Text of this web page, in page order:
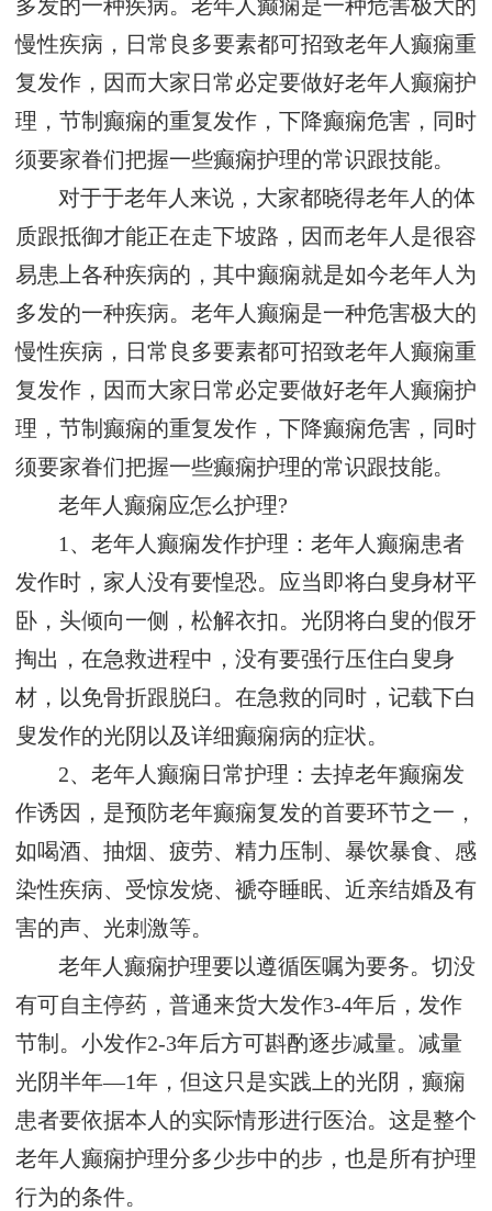
多发的一种疾病。老年人癫痫是一种危害极大的
慢性疾病，日常良多要素都可招致老年人癫痫重
复发作，因而大家日常必定要做好老年人癫痫护
理，节制癫痫的重复发作，下降癫痫危害，同时
须要家眷们把握一些癫痫护理的常识跟技能。
对于于老年人来说，大家都晓得老年人的体
质跟抵御才能正在走下坡路，因而老年人是很容
易患上各种疾病的，其中癫痫就是如今老年人为
多发的一种疾病。老年人癫痫是一种危害极大的
慢性疾病，日常良多要素都可招致老年人癫痫重
复发作，因而大家日常必定要做好老年人癫痫护
理，节制癫痫的重复发作，下降癫痫危害，同时
须要家眷们把握一些癫痫护理的常识跟技能。
老年人癫痫应怎么护理?
1、老年人癫痫发作护理：老年人癫痫患者
发作时，家人没有要惶恐。应当即将白叟身材平
卧，头倾向一侧，松解衣扣。光阴将白叟的假牙
掏出，在急救进程中，没有要强行压住白叟身
材，以免骨折跟脱臼。在急救的同时，记载下白
叟发作的光阴以及详细癫痫病的症状。
2、老年人癫痫日常护理：去掉老年癫痫发
作诱因，是预防老年癫痫复发的首要环节之一，
如喝酒、抽烟、疲劳、精力压制、暴饮暴食、感
染性疾病、受惊发烧、褫夺睡眠、近亲结婚及有
害的声、光刺激等。
老年人癫痫护理要以遵循医嘱为要务。切没
有可自主停药，普通来货大发作3-4年后，发作
节制。小发作2-3年后方可斟酌逐步减量。减量
光阴半年—1年，但这只是实践上的光阴，癫痫
患者要依据本人的实际情形进行医治。这是整个
老年人癫痫护理分多少步中的步，也是所有护理
行为的条件。